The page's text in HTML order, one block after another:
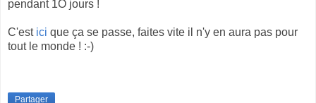
pendant 1O jours !
C'est ici que ça se passe, faites vite il n'y en aura pas pour
tout le monde ! :-)
Partager